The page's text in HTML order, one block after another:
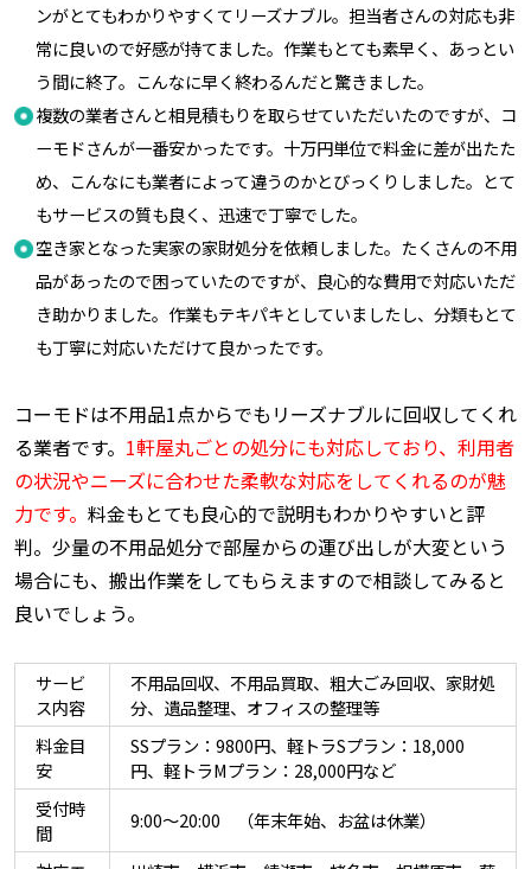
ンがとてもわかりやすくてリーズナブル。担当者さんの対応も非
常に良いので好感が持てました。作業もとても素早く、あっとい
う間に終了。こんなに早く終わるんだと驚きました。
複数の業者さんと相見積もりを取らせていただいたのですが、コ
ーモドさんが一番安かったです。十万円単位で料金に差が出たた
め、こんなにも業者によって違うのかとびっくりしました。とて
もサービスの質も良く、迅速で丁寧でした。
空き家となった実家の家財処分を依頼しました。たくさんの不用
品があったので困っていたのですが、良心的な費用で対応いただ
き助かりました。作業もテキパキとしていましたし、分類もとて
も丁寧に対応いただけて良かったです。
コーモドは不用品1点からでもリーズナブルに回収してくれ
る業者です。 1軒屋丸ごとの処分にも対応しており、利用者
の状況やニーズに合わせた柔軟な対応をしてくれるのが魅
力です。 料金もとても良心的で説明もわかりやすいと評
判。少量の不用品処分で部屋からの運び出しが大変という
場合にも、搬出作業をしてもらえますので相談してみると
良いでしょう。
サービ
ス内容
不用品回収、不用品買取、粗大ごみ回収、家財処
分、遺品整理、オフィスの整理等
料金目
安
SSプラン：9800円、軽トラSプラン：18,000
円、軽トラMプラン：28,000円など
受付時
間
9:00～20:00 （年末年始、お盆は休業）